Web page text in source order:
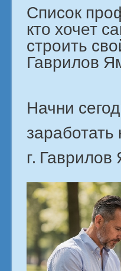
Список
кто хочет
строить
Гаврилов
Начни
заработать
г.